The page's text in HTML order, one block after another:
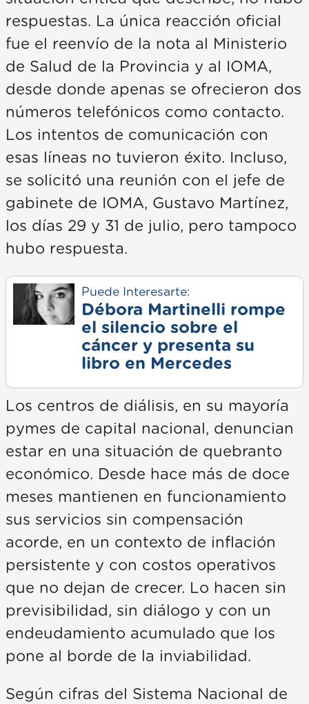
respuestas. La única reacción oficial
fue el reenvío de la nota al Ministerio
de Salud de la Provincia y al IOMA,
desde donde apenas se ofrecieron dos
números telefónicos como contacto.
Los intentos de comunicación con
esas líneas no tuvieron éxito. Incluso,
se solicitó una reunión con el jefe de
gabinete de IOMA, Gustavo Martínez,
los días 29 y 31 de julio, pero tampoco
hubo respuesta.
Puede Interesarte:
Débora Martinelli rompe
el silencio sobre el
cáncer y presenta su
libro en Mercedes
Los centros de diálisis, en su mayoría
pymes de capital nacional, denuncian
estar en una situación de quebranto
económico. Desde hace más de doce
meses mantienen en funcionamiento
sus servicios sin compensación
acorde, en un contexto de inflación
persistente y con costos operativos
que no dejan de crecer. Lo hacen sin
previsibilidad, sin diálogo y con un
endeudamiento acumulado que los
pone al borde de la inviabilidad.
Según cifras del Sistema Nacional de